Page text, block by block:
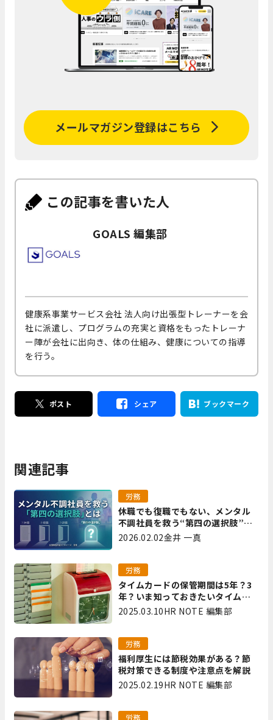
メールマガジン登録はこちら
この記事を書いた人
GOALS 編集部
健康系事業サービス会社 法人向け出張型トレーナーを会
社に派遣し、プログラムの充実と資格をもったトレーナ
ー陣が会社に出向き、体の仕組み、健康についての指導
を行う。
ポスト シェア ブックマーク
関連記事
休職でも復職でもない、メンタル
不調社員を救う“第四の選択肢”と
は｜全国障害年金パートナーズ 宮
労務
2026.02.02金井 一真
タイムカードの保管期間は5年？3
年？いま知っておきたいタイムカ
ード保管方法
労務
2025.03.10HR NOTE 編集部
福利厚生には節税効果がある？節
税対策できる制度や注意点を解説
労務
2025.02.19HR NOTE 編集部
労務